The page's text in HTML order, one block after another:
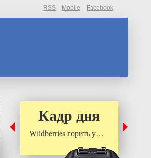
RSS Mobile Facebook
Кадр дня
Wildberries горить у…